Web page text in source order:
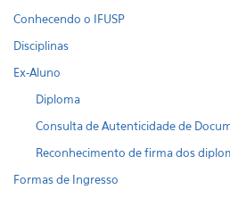
Conhecendo o IFUSP
Disciplinas
Ex-Aluno
Diploma
Consulta de Autenticidade de
Reconhecimento de firma dos
Formas de Ingresso